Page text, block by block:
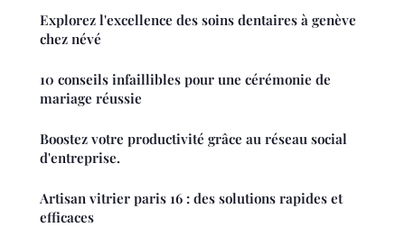
Explorez l'excellence des soins dentaires à genève
chez névé
10 conseils infaillibles pour une cérémonie de
mariage réussie
Boostez votre productivité grâce au réseau social
d'entreprise.
Artisan vitrier paris 16 : des solutions rapides et
efficaces